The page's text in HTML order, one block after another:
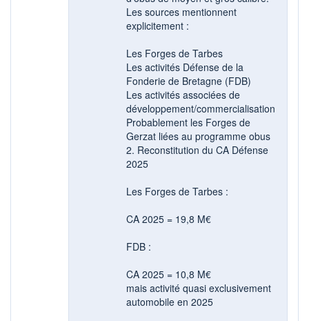
Les sources mentionnent
explicitement :
Les Forges de Tarbes
Les activités Défense de la
Fonderie de Bretagne (FDB)
Les activités associées de
développement/commercialisation
Probablement les Forges de
Gerzat liées au programme obus
2. Reconstitution du CA Défense
2025
Les Forges de Tarbes :
CA 2025 = 19,8 M€
FDB :
CA 2025 = 10,8 M€
mais activité quasi exclusivement
automobile en 2025